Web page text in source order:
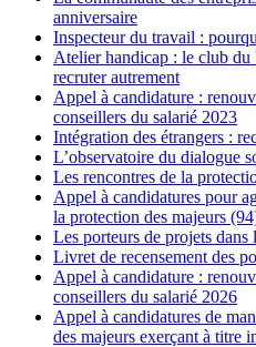
anniversaire
Inspecteur du travail :
Atelier handicap : le club du
recruter autrement
Appel à candidature :
conseillers du salarié 2023
Intégration des étrangers :
L’observatoire du dialogue
Les rencontres de la
Appel à candidatures pour
la protection des majeurs
Les porteurs de projets
Livret de recensement des
Appel à candidature :
conseillers du salarié 2026
Appel à candidatures de
des majeurs exerçant à titre